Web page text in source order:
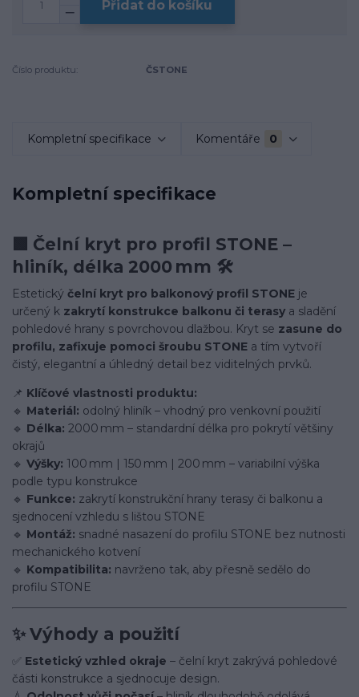
Přidat do košíku
Číslo produktu: ČSTONE
Kompletní specifikace Komentáře 0
Kompletní specifikace
🟩 Čelní kryt pro profil STONE –
hliník, délka 2000 mm 🛠️
Estetický čelní kryt pro balkonový profil STONE je
určený k zakrytí konstrukce balkonu či terasy a sladění
pohledové hrany s povrchovou dlažbou. Kryt se zasune do
profilu, zafixuje pomoci šroubu STONE a tím vytvoří
čistý, elegantní a úhledný detail bez viditelných prvků.
📌 Klíčové vlastnosti produktu:
🔹 Materiál: odolný hliník – vhodný pro venkovní použití
🔹 Délka: 2000 mm – standardní délka pro pokrytí většiny
okrajů
🔹 Výšky: 100 mm | 150 mm | 200 mm – variabilní výška
podle typu konstrukce
🔹 Funkce: zakrytí konstrukční hrany terasy či balkonu a
sjednocení vzhledu s lištou STONE
🔹 Montáž: snadné nasazení do profilu STONE bez nutnosti
mechanického kotvení
🔹 Kompatibilita: navrženo tak, aby přesně sedělo do
profilu STONE
✨Výhody a použití
✅ Estetický vzhled okraje – čelní kryt zakrývá pohledové
části konstrukce a sjednocuje design.